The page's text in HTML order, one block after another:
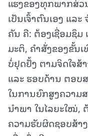
ແຮງຂອງທຸກພາກສ່ວ
ເປັນເຈົ້າຕົນເອງ ແລ
ຄັນ ຄື: ຕ້ອງເຊື່ອມຊຶ
ມະຕິ, ຄຳສັ່ງຂອງຂັ້ນ
ບໍ່ຢຸດຢັ້ງ ຕາມຈິດໃຈສ້
ແລະ ຮອບດ້ານ ຕອບ
ໃນການຍົກສູງຄວາມ
ນຳພາ ໃນໄລຍະໃໝ່,
ຄວາມຮັບຜິດຊອບສ້າ